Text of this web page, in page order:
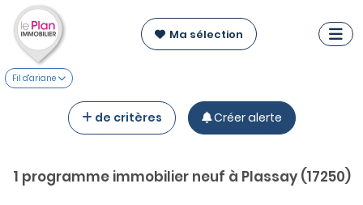
Ma sélection
Fil d'ariane
de critères Créer alerte
1 programme immobilier neuf à Plassay (17250)